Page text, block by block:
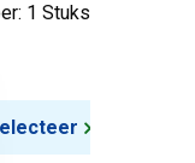
1 Stuks